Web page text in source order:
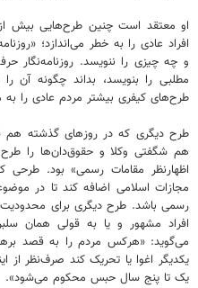
او معتقد است چنین طرح‌هایی بیش از
افراد عادی را به خطر می‌اندازد؛
و چه چیزی را ننویسد. روزنامه‌نگار
مطلبی را بنویسد، بداند چگونه آن را
طرح‌های کیفری بیشتر مردم عادی را به
طرح دیگری که در روزهای گذشته
هم شگفتی وکلا و حقوق‌دان‌ها را
مجازات اسلامی اضافه کند تا در
رسمی باشد. طرح دیگری برای محدودیت
می‌گوید: «هرکس مردم را به قصد
یکدیگر اغوا یا تحریک کند صرف‌نظر
یک تا پنج سال حبس محکوم می‌شود».